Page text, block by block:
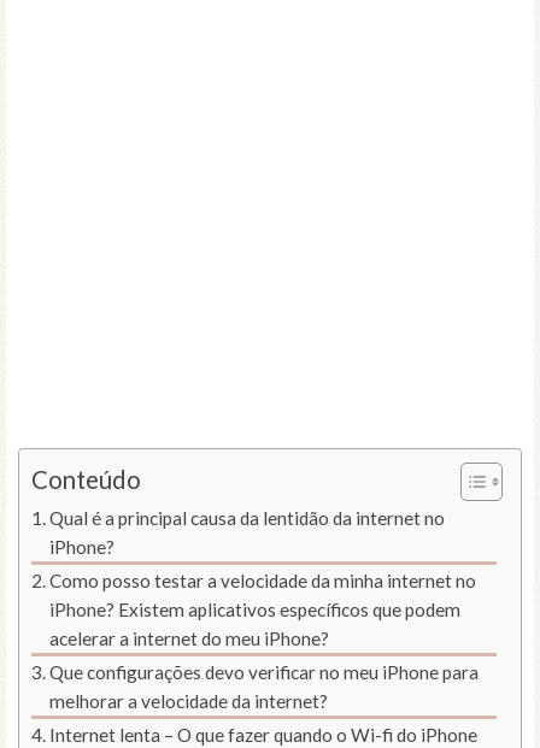
Conteúdo
Qual é a principal causa da lentidão da internet no
iPhone?
Como posso testar a velocidade da minha internet no
iPhone? Existem aplicativos específicos que podem
acelerar a internet do meu iPhone?
Que configurações devo verificar no meu iPhone para
melhorar a velocidade da internet?
Internet lenta – O que fazer quando o Wi-fi do iPhone